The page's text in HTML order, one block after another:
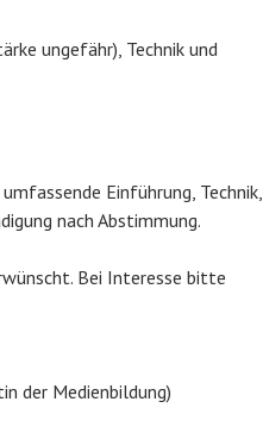
ungefähr), Technik und
Einführung, Technik,
nach Abstimmung.
Bei Interesse bitte
der Medienbildung)